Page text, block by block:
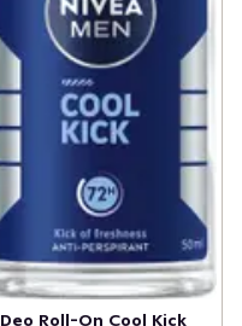
Deo Roll-On Cool Kick